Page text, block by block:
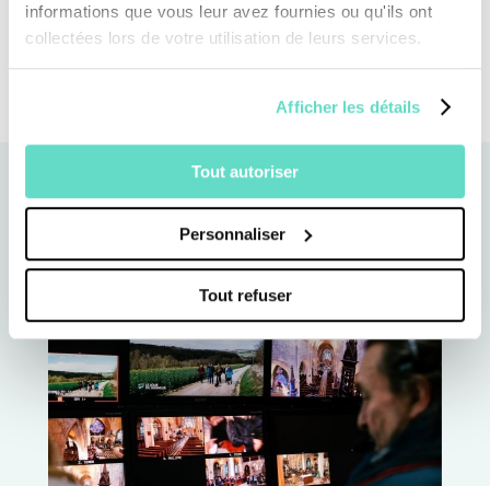
informations que vous leur avez fournies ou qu'ils ont
collectées lors de votre utilisation de leurs services.
Afficher les détails
Tout autoriser
Personnaliser
Tout refuser
En savoir plus sur cette série, en podcast sur
la radio RCF.